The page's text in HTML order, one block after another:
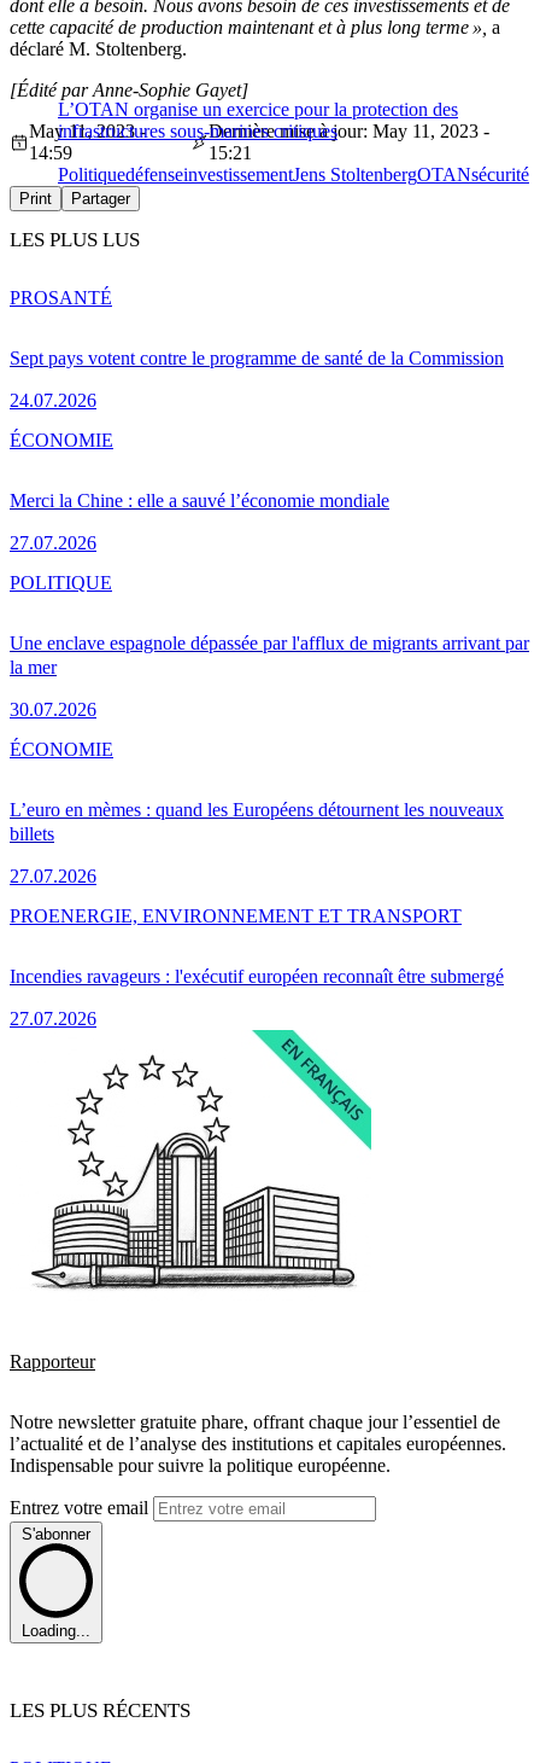
dont elle a besoin. Nous avons besoin de ces investissements et de
cette capacité de production maintenant et à plus long terme », a
déclaré M. Stoltenberg.
L’OTAN organise un exercice pour la protection des
infrastructures sous-marines critiques
[Édité par Anne-Sophie Gayet]
May 11, 2023 -
14:59
Dernière mise à jour: May 11, 2023 -
15:21
PolitiquedéfenseinvestissementJens StoltenbergOTANsécurité
Print Partager
LES PLUS LUS
Sept pays votent contre le programme de santé de la Commission
24.07.2026
PROSANTÉ
Merci la Chine : elle a sauvé l’économie mondiale
27.07.2026
ÉCONOMIE
Une enclave espagnole dépassée par l'afflux de migrants arrivant par
la mer
30.07.2026
POLITIQUE
L’euro en mèmes : quand les Européens détournent les nouveaux
billets
27.07.2026
ÉCONOMIE
Incendies ravageurs : l'exécutif européen reconnaît être submergé
27.07.2026
PROENERGIE, ENVIRONNEMENT ET TRANSPORT
Rapporteur
Notre newsletter gratuite phare, offrant chaque jour l’essentiel de
l’actualité et de l’analyse des institutions et capitales européennes.
Indispensable pour suivre la politique européenne.
Entrez votre email
S'abonner
Loading...
LES PLUS RÉCENTS